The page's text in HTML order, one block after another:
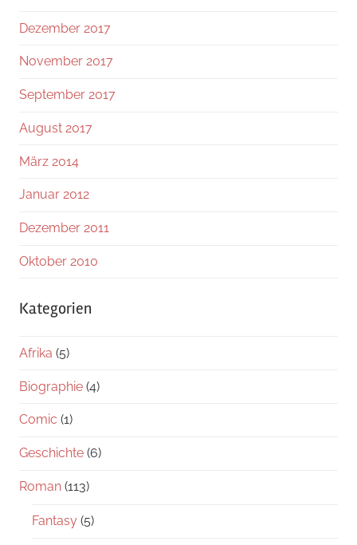
Dezember 2017
November 2017
September 2017
August 2017
März 2014
Januar 2012
Dezember 2011
Oktober 2010
Kategorien
Afrika (5)
Biographie (4)
Comic (1)
Geschichte (6)
Roman (113)
Fantasy (5)